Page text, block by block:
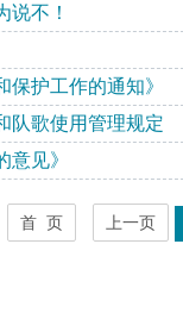
说不！
保护工作的通知》
队歌使用管理规定
意见》
首 页 上一页